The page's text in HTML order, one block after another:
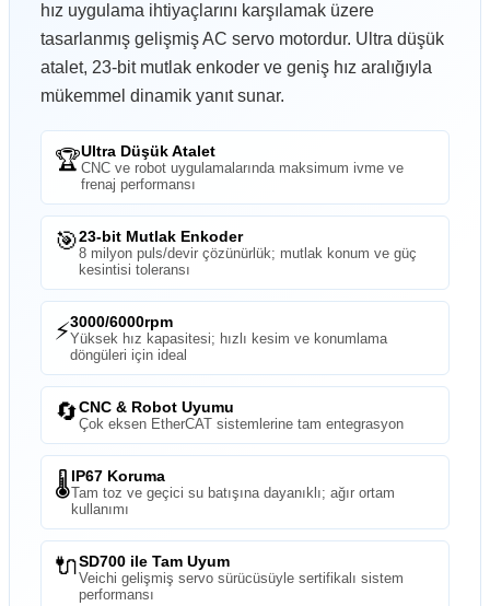
hız uygulama ihtiyaçlarını karşılamak üzere
tasarlanmış gelişmiş AC servo motordur. Ultra düşük
atalet, 23-bit mutlak enkoder ve geniş hız aralığıyla
mükemmel dinamik yanıt sunar.
🏆Ultra Düşük Atalet
CNC ve robot uygulamalarında maksimum ivme ve
frenaj performansı
🎯23-bit Mutlak Enkoder
8 milyon puls/devir çözünürlük; mutlak konum ve güç
kesintisi toleransı
⚡3000/6000rpm
Yüksek hız kapasitesi; hızlı kesim ve konumlama
döngüleri için ideal
🔄CNC & Robot Uyumu
Çok eksen EtherCAT sistemlerine tam entegrasyon
🌡️IP67 Koruma
Tam toz ve geçici su batışına dayanıklı; ağır ortam
kullanımı
🔌SD700 ile Tam Uyum
Veichi gelişmiş servo sürücüsüyle sertifikalı sistem
performansı